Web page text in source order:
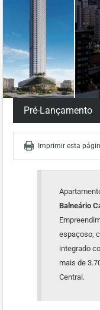
Pré-Lançamento
Imprimir esta
Balneário
espaçoso,
integrado
mais de
Central.